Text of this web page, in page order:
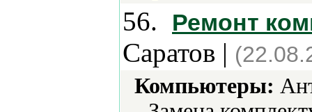
56. Ремонт
Саратов |
Компьютеры: